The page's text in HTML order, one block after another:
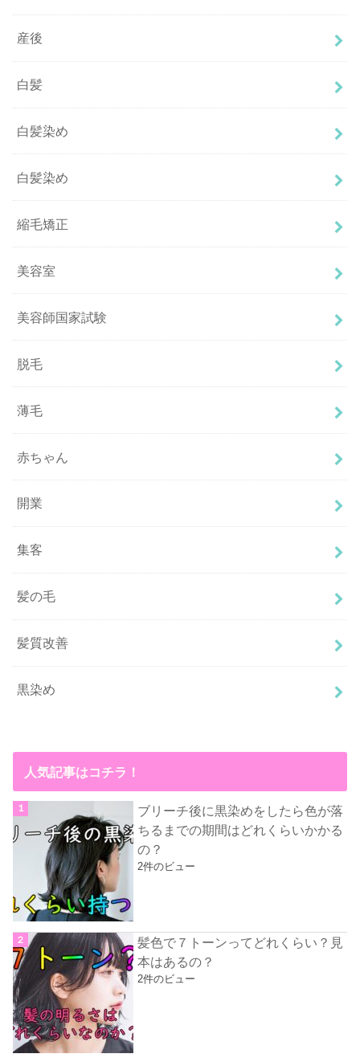
産後
白髪
白髪染め
白髪染め
縮毛矯正
美容室
美容師国家試験
脱毛
薄毛
赤ちゃん
開業
集客
髪の毛
髪質改善
黒染め
人気記事はコチラ！
ブリーチ後に黒染めをしたら色が落
ちるまでの期間はどれくらいかかる
の？
2件のビュー
髪色で７トーンってどれくらい？見
本はあるの？
2件のビュー